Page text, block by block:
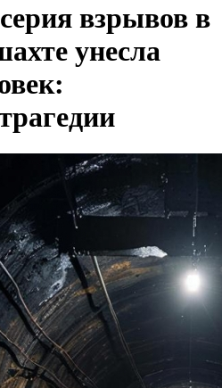
взрывов в
унесла